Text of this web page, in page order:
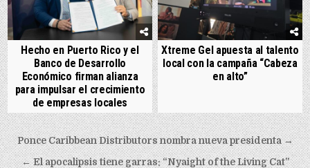
Hecho en Puerto Rico y el
Banco de Desarrollo
Económico firman alianza
para impulsar el crecimiento
de empresas locales
Xtreme Gel apuesta al talento
local con la campaña “Cabeza
en alto”
Post navigation
Ponce Caribbean Distributors nombra nueva presidenta →
← El apocalipsis tiene garras: “Nyaight of the Living Cat”